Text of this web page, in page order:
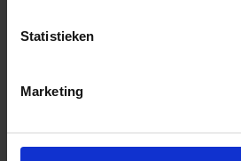
Statistieken
Marketing